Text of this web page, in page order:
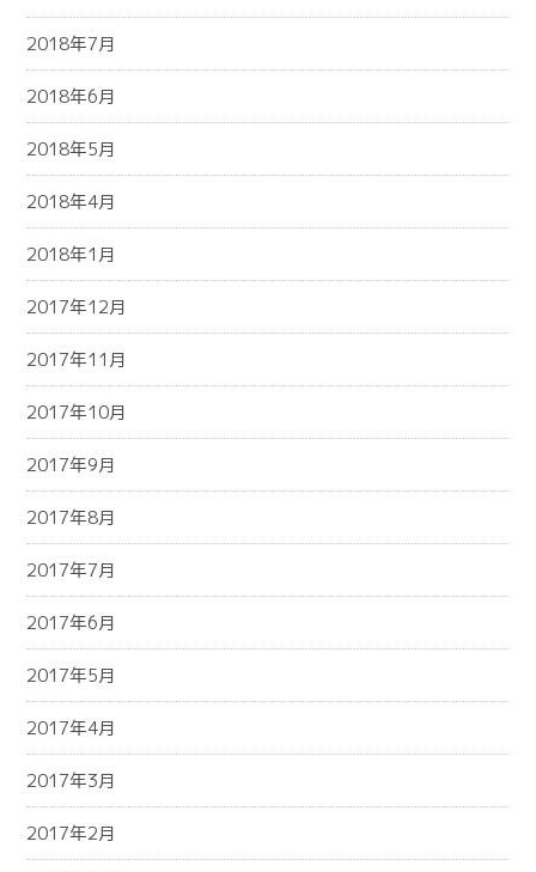
2018年7月
2018年6月
2018年5月
2018年4月
2018年1月
2017年12月
2017年11月
2017年10月
2017年9月
2017年8月
2017年7月
2017年6月
2017年5月
2017年4月
2017年3月
2017年2月